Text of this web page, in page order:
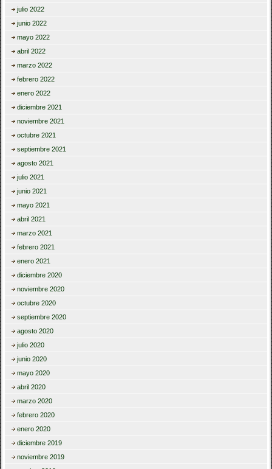
julio 2022
junio 2022
mayo 2022
abril 2022
marzo 2022
febrero 2022
enero 2022
diciembre 2021
noviembre 2021
octubre 2021
septiembre 2021
agosto 2021
julio 2021
junio 2021
mayo 2021
abril 2021
marzo 2021
febrero 2021
enero 2021
diciembre 2020
noviembre 2020
octubre 2020
septiembre 2020
agosto 2020
julio 2020
junio 2020
mayo 2020
abril 2020
marzo 2020
febrero 2020
enero 2020
diciembre 2019
noviembre 2019